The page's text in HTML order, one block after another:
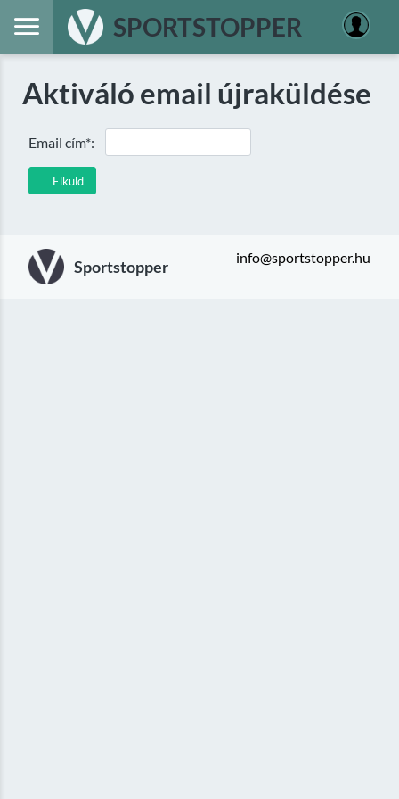
SPORTSTOPPER
Aktiváló email újraküldése
Elküld
Email cím*:
Sportstopper info@sportstopper.hu